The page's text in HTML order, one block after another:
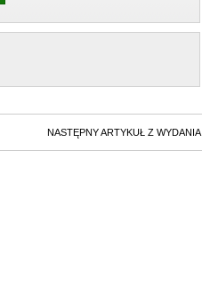
NASTĘPNY ARTYKUŁ Z WYDANIA